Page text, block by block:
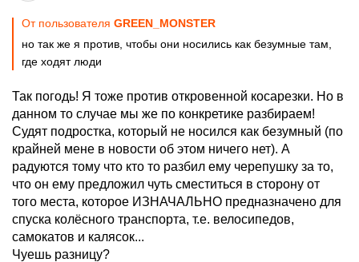
От пользователя GREEN_MONSTER
но так же я против, чтобы они носились как безумные там,
где ходят люди
Так погодь! Я тоже против откровенной косарезки. Но в
данном то случае мы же по конкретике разбираем!
Судят подростка, который не носился как безумный (по
крайней мене в новости об этом ничего нет). А
радуются тому что кто то разбил ему черепушку за то,
что он ему предложил чуть сместиться в сторону от
того места, которое ИЗНАЧАЛЬНО предназначено для
спуска колёсного транспорта, т.е. велосипедов,
самокатов и калясок...
Чуешь разницу?